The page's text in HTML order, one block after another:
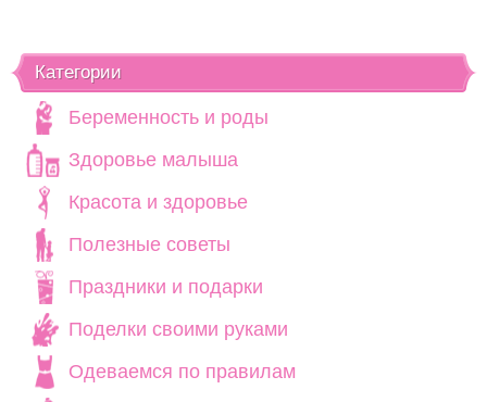
Категории
Беременность и роды
Здоровье малыша
Красота и здоровье
Полезные советы
Праздники и подарки
Поделки своими руками
Одеваемся по правилам